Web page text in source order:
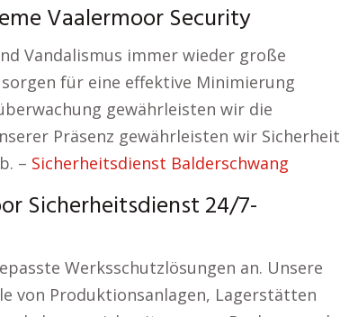
Vaalermoor Security
Vandalismus immer wieder große
für eine effektive Minimierung
gewährleisten wir die
Präsenz gewährleisten wir Sicherheit
– Sicherheitsdienst Balderschwang
Sicherheitsdienst 24/7-
Werksschutzlösungen an. Unsere
von Produktionsanlagen, Lagerstätten